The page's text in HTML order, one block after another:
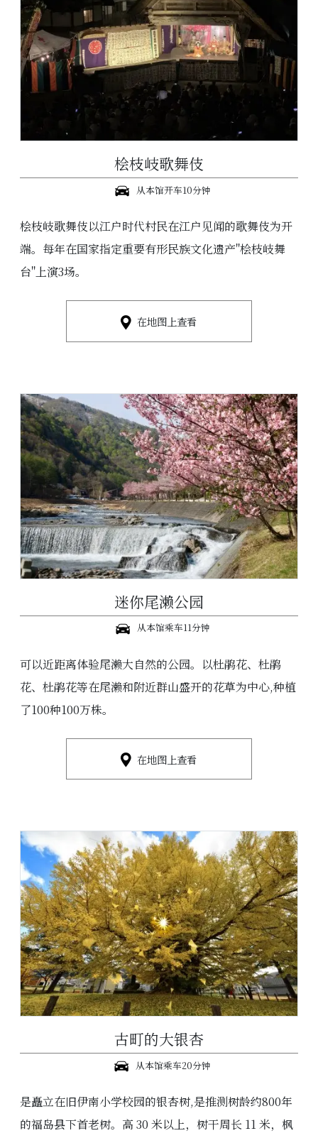
桧枝岐歌舞伎
从本馆开车10分钟
桧枝岐歌舞伎以江户时代村民在江户见闻的歌舞伎为开
端。每年在国家指定重要有形民族文化遗产"桧枝岐舞
台"上演3场。
在地图上查看
迷你尾濑公园
从本馆乘车11分钟
可以近距离体验尾濑大自然的公园。以杜鹃花、杜鹃
花、杜鹃花等在尾濑和附近群山盛开的花草为中心,种植
了100种100万株。
在地图上查看
古町的大银杏
从本馆乘车20分钟
是矗立在旧伊南小学校园的银杏树,是推测树龄约800年
的福岛县下首老树。高 30 米以上，树干周长 11 米，枫